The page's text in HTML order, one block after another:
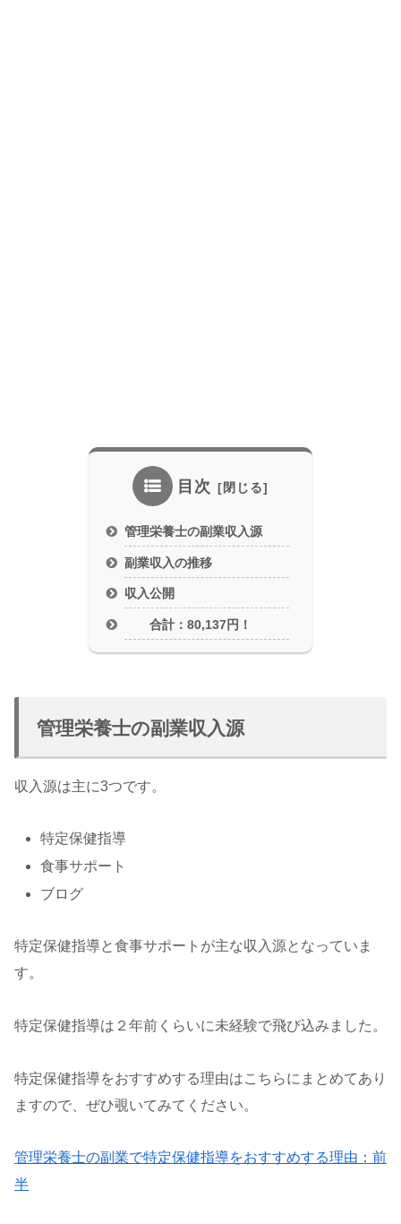
目次
管理栄養士の副業収入源
副業収入の推移
収入公開
合計：80,137円！
管理栄養士の副業収入源
収入源は主に3つです。
特定保健指導
食事サポート
ブログ
特定保健指導と食事サポートが主な収入源となっていま
す。
特定保健指導は２年前くらいに未経験で飛び込みました。
特定保健指導をおすすめする理由はこちらにまとめてあり
ますので、ぜひ覗いてみてください。
管理栄養士の副業で特定保健指導をおすすめする理由：前
半